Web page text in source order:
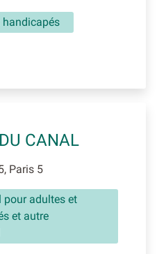
CANAL
Paris 5
pour adultes et
et autre